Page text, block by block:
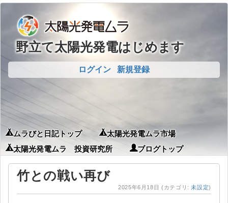
野立て太陽光発電はじめます
ログイン 新規登録
ムラびと日記トップ
太陽光発電ムラ市場
太陽光発電ムラ 投資研究所
ブログトップ
竹との戦い再び
2025年6月18日 (カテゴリ:未設定)